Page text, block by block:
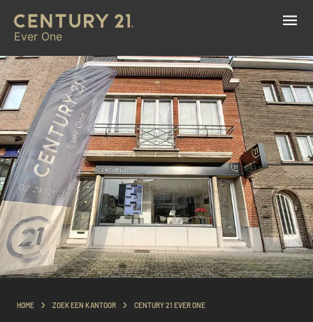
Ever One
HOME ZOEK EEN KANTOOR CENTURY 21 EVER ONE